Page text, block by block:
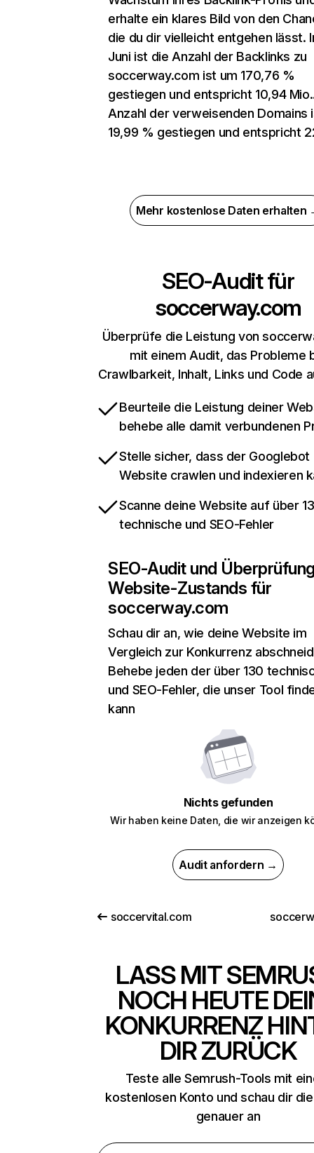
erhalte ein klares Bild von den
die du dir vielleicht entgehen lässt.
Juni ist die Anzahl der Backlinks zu
soccerway.com ist um 170,76 %
gestiegen und entspricht 10,94
Anzahl der verweisenden Domains
19,99 % gestiegen und entspricht
Mehr kostenlose Daten erhalten
SEO-Audit für
soccerway.com
Überprüfe die Leistung von
mit einem Audit, das Probleme
Crawlbarkeit, Inhalt, Links und Code
Beurteile die Leistung deiner
behebe alle damit verbundenen
Stelle sicher, dass der Googlebot
Website crawlen und indexieren
Scanne deine Website auf über
technische und SEO-Fehler
SEO-Audit und
Website-Zustands für
soccerway.com
Schau dir an, wie deine Website im
Vergleich zur Konkurrenz
Behebe jeden der über 130
und SEO-Fehler, die unser Tool
kann
Nichts gefunden
Wir haben keine Daten, die wir anzeigen
Audit anfordern →
soccervital.com
LASS MIT
NOCH HEUTE
KONKURRENZ
DIR ZURÜCK
Teste alle Semrush-Tools mit
kostenlosen Konto und schau dir
genauer an